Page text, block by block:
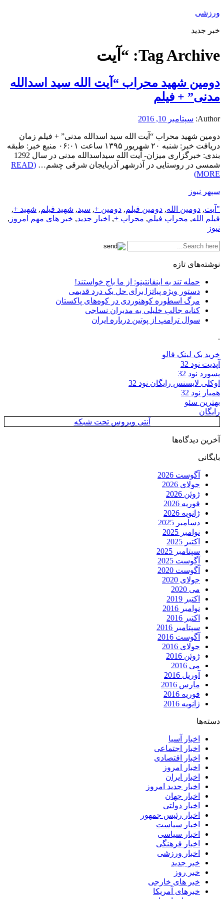
ورزشی
خبر جدید
Tag Archive: “آیت
دومین شهید محراب “آیت الله سید اسدالله
مدنی” + فیلم
Author: سپتامبر 10, 2016
دومین شهید محراب “آیت الله سید اسدالله مدنی” + فیلم زمان
دریافت خبر: شنبه ۲۰ شهریور ۱۳۹۵ ساعت ۰۶:۰۱ منبع خبر: طبقه
بندی: خبرگزاری میزان- آیت الله سیداسدالله مدنی در سال 1292
شمسی در روستایی در آذرشهر آذربایجان شرقی چشم…
(READ
MORE)
سپهر نیوز
"آیت, دومین الله, دومین فیلم, دومین +, سید, شهید فیلم, شهید +,
فیلم الله, محراب فیلم, محراب +, اخبار جدید, خبر های مهم امروز ,
نیوز
نوشته‌های تازه
حمله تند به اینفانتینو: از ما باج خواستند!
دستور ویژه پیاتزا برای حل یک درد قدیمی
مرگ اسطوره کوهنوردی در کوه‌های پاکستان
کنایه جالب خلیلی به مدیران نساجی
سوال ترامپ از پوتین درباره ایران
.
خرید بک لینک فالو
آپدیت نود 32
پسورد نود 32
اوکلی لایسنس رایگان نود 32
همیار نود 32
بهترین سئو
رایگان
آنتی ویروس تحت شبکه
آخرین دیدگاه‌ها
بایگانی
آگوست 2026
جولای 2026
ژوئن 2026
فوریه 2026
ژانویه 2026
دسامبر 2025
نوامبر 2025
اکتبر 2025
سپتامبر 2025
آگوست 2025
آگوست 2020
جولای 2020
می 2020
اکتبر 2019
نوامبر 2016
اکتبر 2016
سپتامبر 2016
آگوست 2016
جولای 2016
ژوئن 2016
می 2016
آوریل 2016
مارس 2016
فوریه 2016
ژانویه 2016
دسته‌ها
اخبار آسیا
اخبار اجتماعی
اخبار اقتصادی
اخبار امروز
اخبار ایران
اخبار جدید امروز
اخبار جهان
اخبار دولتی
اخبار رئیس جمهور
اخبار سیاست
اخبار سیاسی
اخبار فرهنگی
اخبار ورزشی
خبر جدید
خبر روز
خبر های خارجی
خبرهای آمریکا